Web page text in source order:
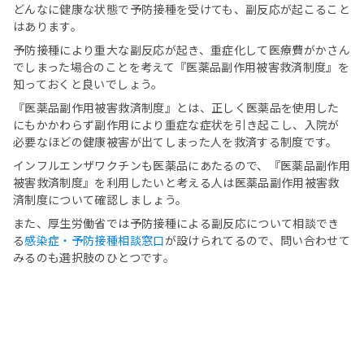
どんなに健康な状態で予防接種を受けても、副反応が起こること
はあります。
予防接種により重大な副反応が起き、重症化して医療費がかさん
でしまった場合のことを考えて『医薬品副作用被害救済制度』を
知っておくと良いでしょう。
『医薬品副作用被害救済制度』とは、正しく医薬品を使用した
にもかかわらず副作用により重症な症状を引き起こし、入院が
必要なほどの健康被害が出てしまった人を救済する制度です。
インフルエンザワクチンも医薬品にあたるので、『医薬品副作用
被害救済制度』を利用したいと考える人は医薬品副作用被害救
済制度について確認しましょう。
また、厚生労働省では予防接種による副反応について相談でき
る感染症・予防接種相談窓口が設けられてるので、問い合わせて
みるのも選択肢のひとつです。